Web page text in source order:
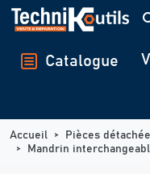
Panneau de gestion des
Catalogue
Accueil Pièces
Mandrin